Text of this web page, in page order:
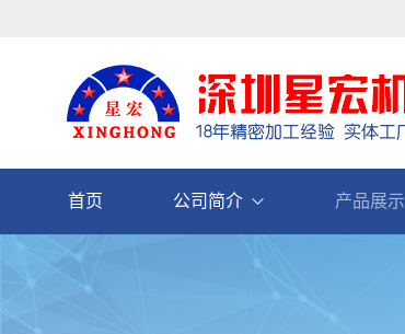
首页 公司简介 产品展示